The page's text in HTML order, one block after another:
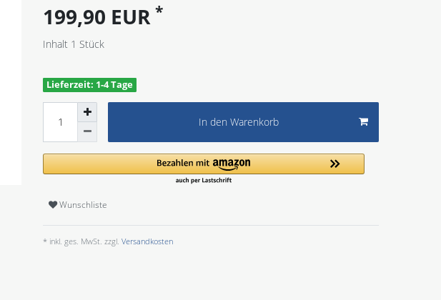
199,90 EUR *
Inhalt 1 Stück
Lieferzeit: 1-4 Tage
In den Warenkorb
Wunschliste
* inkl. ges. MwSt. zzgl. Versandkosten